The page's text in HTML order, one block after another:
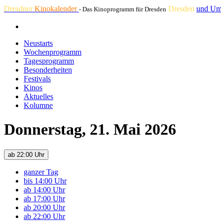
DresdnerKinokalender - Das Kinoprogramm für Dresden Dresden und
Neustarts
Wochenprogramm
Tagesprogramm
Besonderheiten
Festivals
Kinos
Aktuelles
Kolumne
Donnerstag, 21. Mai 2026
ab 22:00 Uhr
ganzer Tag
bis 14:00 Uhr
ab 14:00 Uhr
ab 17:00 Uhr
ab 20:00 Uhr
ab 22:00 Uhr